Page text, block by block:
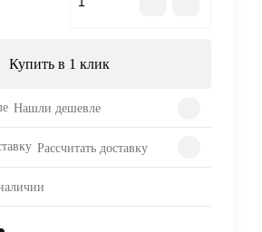
Купить в 1 клик
Нашли дешевле
Рассчитать доставку